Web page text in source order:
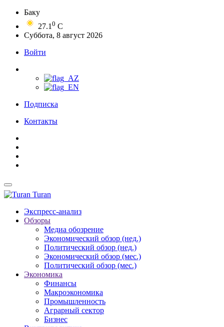
Баку
27.1 0 C
Суббота, 8 август 2026
Войти
Подписка
Контакты
Turan
Экспресс-анализ
Обзоры
Медиа обозрение
Экономический обзор (нед.)
Политический обзор (нед.)
Экономический обзор (мес.)
Политический обзор (мес.)
Экономика
Финансы
Макроэкономика
Промышленность
Аграрный сектор
Бизнес